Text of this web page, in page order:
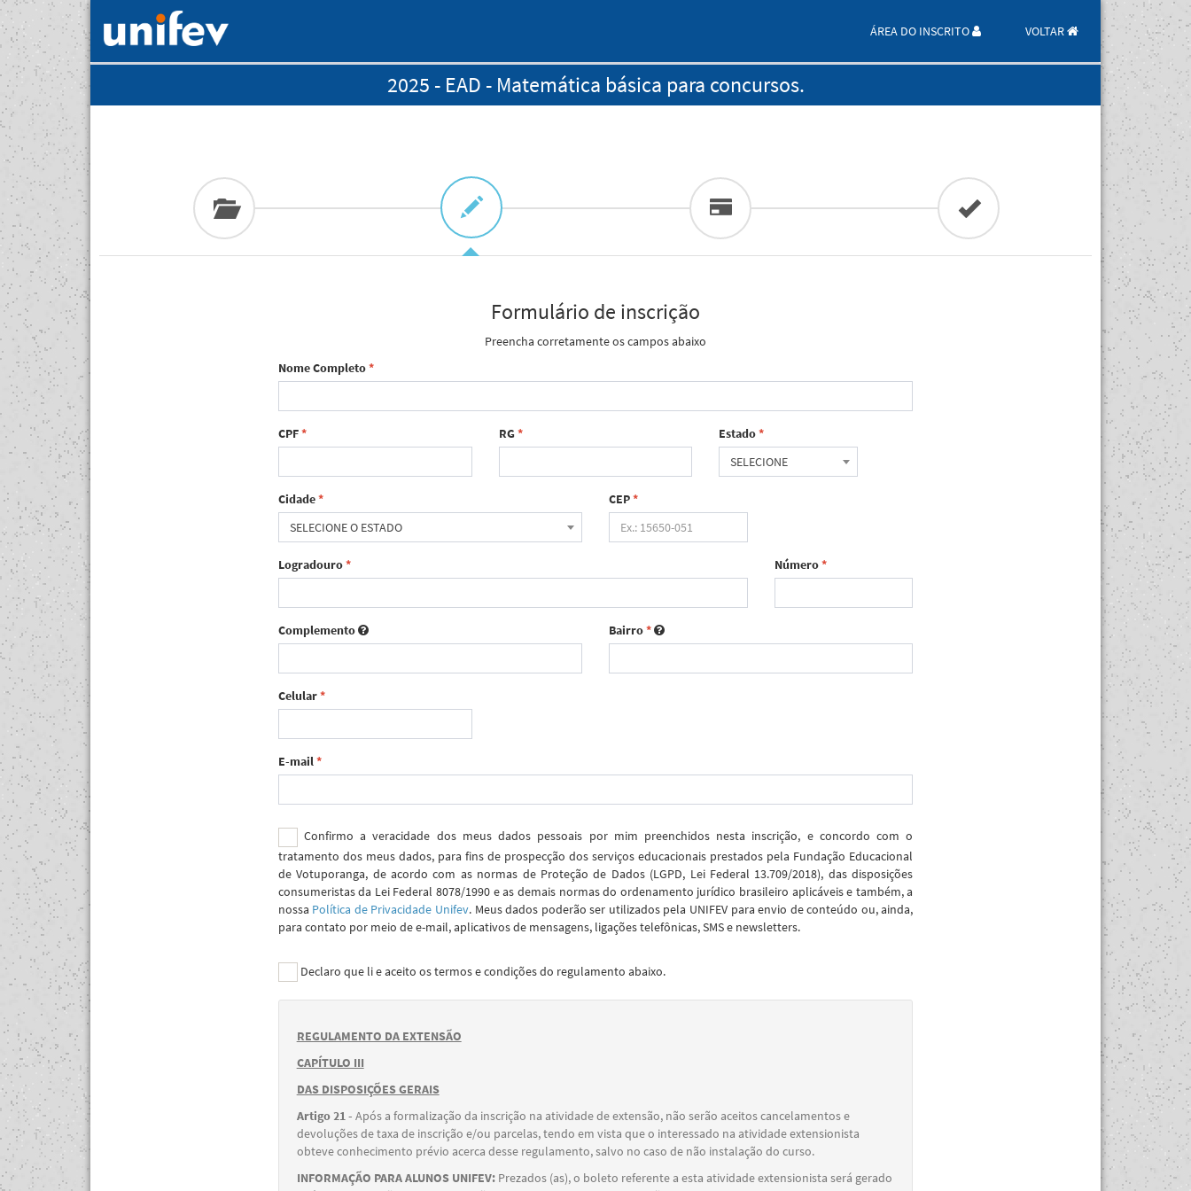
ÁREA DO INSCRITO VOLTAR
2025 - EAD - Matemática básica para concursos.
Formulário de inscrição
Preencha corretamente os campos abaixo
Nome Completo*
CPF* RG* Estado*
SELECIONE
Cidade*
SELECIONE O ESTADO
CEP*
Logradouro* Número*
Complemento Bairro*
Celular*
E-mail*
Confirmo a veracidade dos meus dados pessoais por mim preenchidos nesta inscrição, e concordo com o
tratamento dos meus dados, para fins de prospecção dos serviços educacionais prestados pela Fundação Educacional
de Votuporanga, de acordo com as normas de Proteção de Dados (LGPD, Lei Federal 13.709/2018), das disposições
consumeristas da Lei Federal 8078/1990 e as demais normas do ordenamento jurídico brasileiro aplicáveis e também, a
nossa Política de Privacidade Unifev. Meus dados poderão ser utilizados pela UNIFEV para envio de conteúdo ou, ainda,
para contato por meio de e-mail, aplicativos de mensagens, ligações telefônicas, SMS e newsletters.
Declaro que li e aceito os termos e condições do regulamento abaixo.
REGULAMENTO DA EXTENSÃO
CAPÍTULO III
DAS DISPOSIÇÕES GERAIS
Artigo 21 - Após a formalização da inscrição na atividade de extensão, não serão aceitos cancelamentos e
devoluções de taxa de inscrição e/ou parcelas, tendo em vista que o interessado na atividade extensionista
obteve conhecimento prévio acerca desse regulamento, salvo no caso de não instalação do curso.
INFORMAÇÃO PARA ALUNOS UNIFEV:Prezados (as), o boleto referente a esta atividade extensionista será gerado